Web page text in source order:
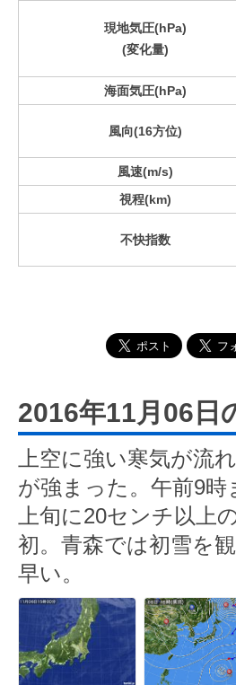
現地気圧(hPa)
(変化量)
海面気圧(hPa)
風向(16方位)
風速(m/s)
視程(km)
不快指数
2016年11月06日
上空に強い寒気が流
が強まった。午前9
上旬に20センチ以上
初。青森では初雪を
早い。